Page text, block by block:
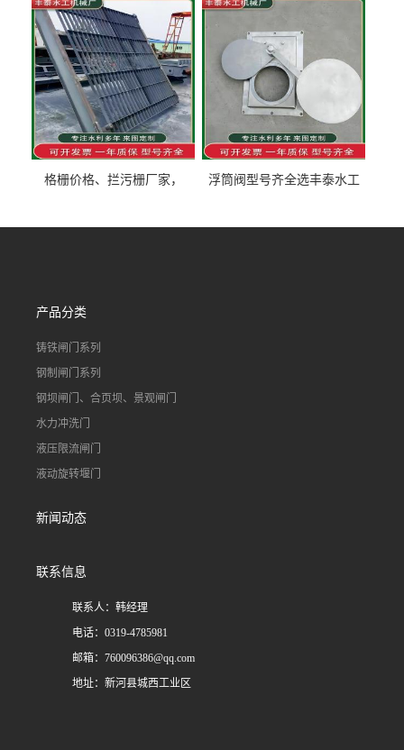
泰制造
型号齐全
格栅价格、拦污栅厂家，
浮筒阀型号齐全选丰泰水工
道水库电站污水处理钢制闸
产品分类
铸铁闸门系列
钢制闸门系列
钢坝闸门、合页坝、景观闸门
水力冲洗门
液压限流闸门
液动旋转堰门
新闻动态
联系信息
联系人：韩经理
电话：0319-4785981
邮箱：760096386@qq.com
地址：新河县城西工业区